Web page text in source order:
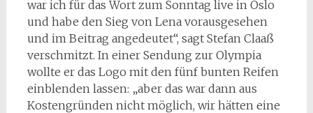
war ich für das Wort zum Sonntag live in Oslo
und habe den Sieg von Lena vorausgesehen
und im Beitrag angedeutet“, sagt Stefan Claaß
verschmitzt. In einer Sendung zur Olympia
wollte er das Logo mit den fünf bunten Reifen
einblenden lassen: „aber das war dann aus
Kostengründen nicht möglich, wir hätten eine